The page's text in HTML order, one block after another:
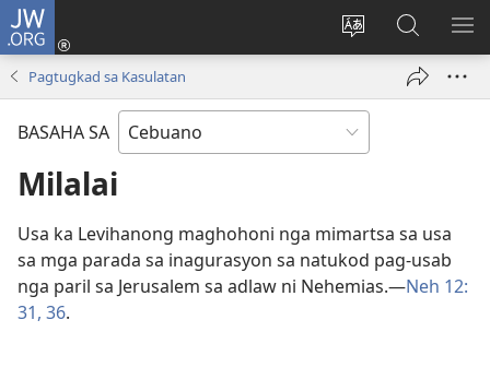
JW.ORG
Ilisi
pinulongan
sa
site
Log
ug
Pangitaa
sa
JW.ORG
Pagtugkad sa Kasulatan
BASAHA SA
Milalai
Usa ka Levihanong maghohoni nga mimartsa sa usa
sa mga parada sa inagurasyon sa natukod pag-usab
nga paril sa Jerusalem sa adlaw ni Nehemias.​—Neh 12:​
31, 36.